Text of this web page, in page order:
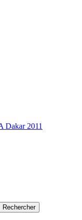
Dakar 2011